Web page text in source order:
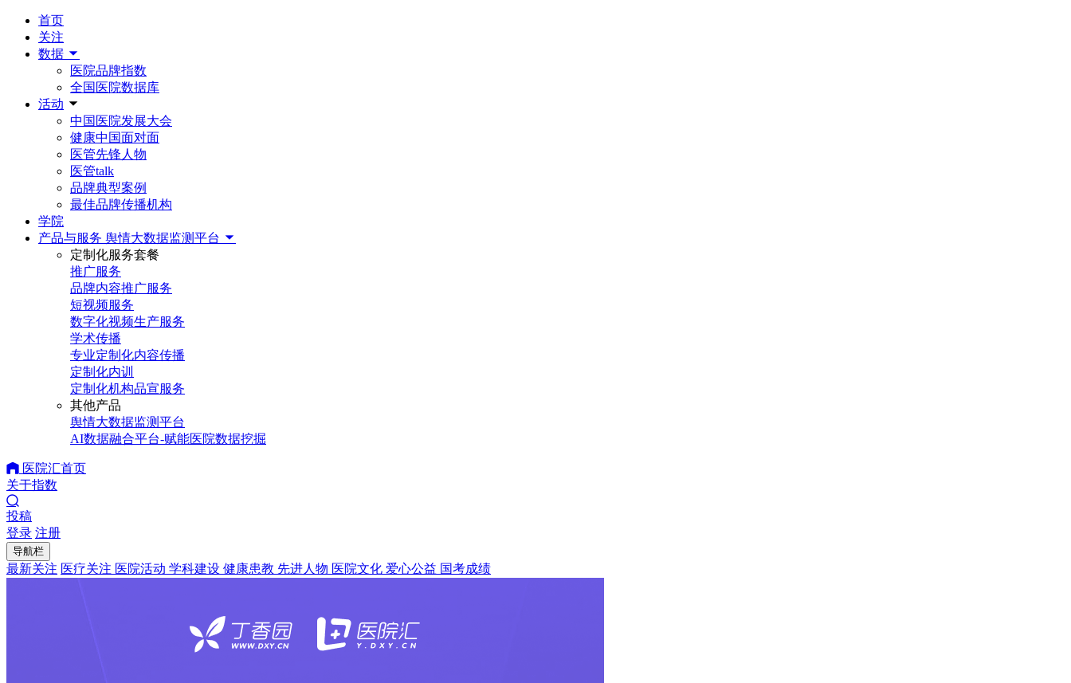
首页
关注
数据
医院品牌指数
全国医院数据库
活动
中国医院发展大会
健康中国面对面
医管先锋人物
医管talk
品牌典型案例
最佳品牌传播机构
学院
产品与服务 舆情大数据监测平台
定制化服务套餐
推广服务
品牌内容推广服务
短视频服务
数字化视频生产服务
学术传播
专业定制化内容传播
定制化内训
定制化机构品宣服务
其他产品
舆情大数据监测平台
AI数据融合平台-赋能医院数据挖掘
医院汇首页
关于指数
投稿
登录 注册
导航栏
最新关注 医疗关注 医院活动 学科建设 健康患教 先进人物 医院文化 爱心公益 国考成绩